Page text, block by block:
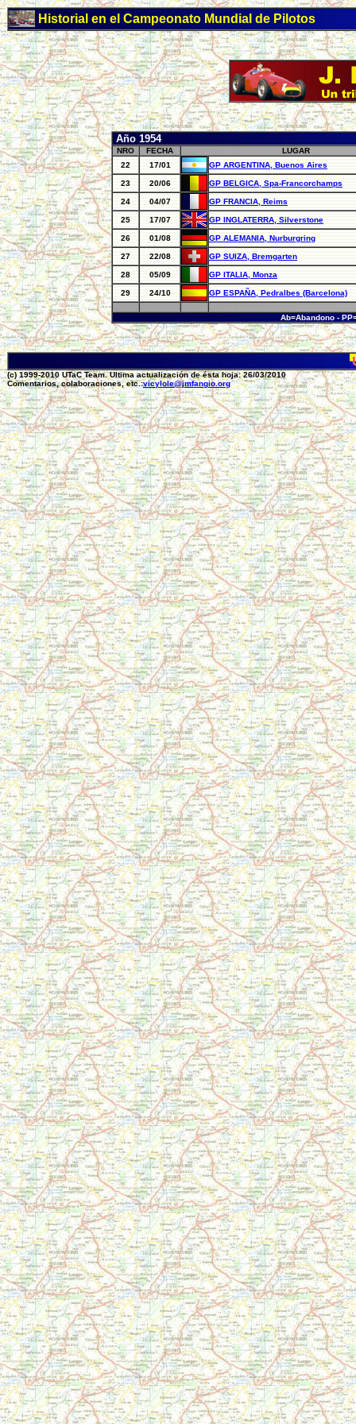
Historial en el Campeonato Mundial de Pilotos
Año 1954
NRO FECHA
LUGAR
22
17/01 GP ARGENTINA, Buenos Aires
23 20/06 GP BELGICA, Spa-Francorchamps
24 04/07 GP FRANCIA, Reims
25 17/07 GP INGLATERRA, Silverstone
26 01/08 GP ALEMANIA, Nurburgring
27 22/08 GP SUIZA, Bremgarten
28 05/09 GP ITALIA, Monza
29 24/10 GP ESPAÑA, Pedralbes (Barcelona)
Ab=Abandono -
(c) 1999-2010 UTaC Team. Ultima actualización de ésta hoja: 26/03/2010
Comentarios, colaboraciones, etc.:vicylole@jmfangio.org